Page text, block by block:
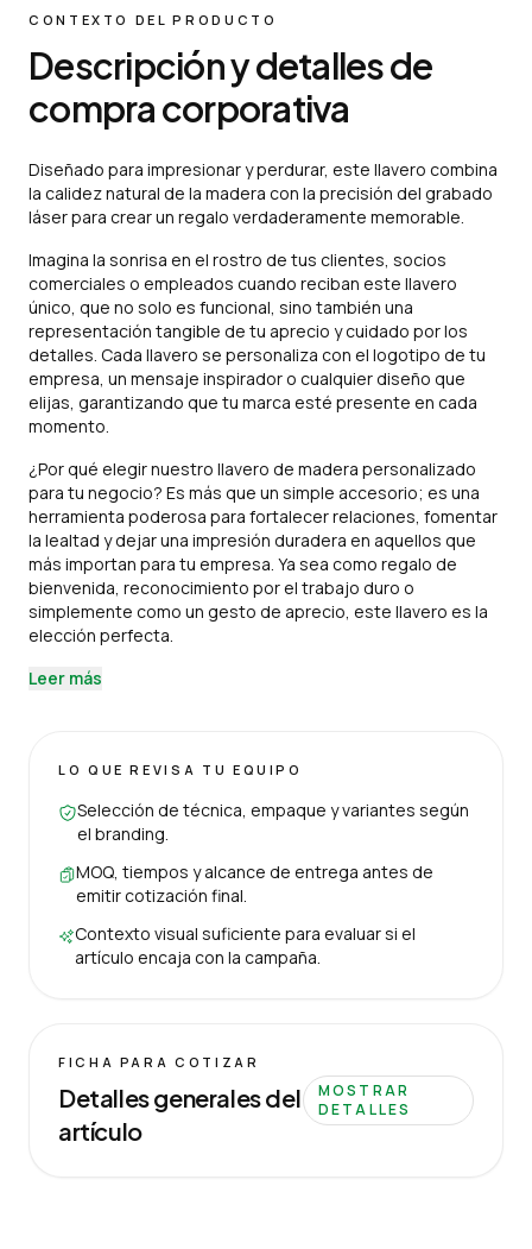
CONTEXTO DEL PRODUCTO
Descripción y detalles de
compra corporativa
Diseñado para impresionar y perdurar, este llavero combina
la calidez natural de la madera con la precisión del grabado
láser para crear un regalo verdaderamente memorable.
Imagina la sonrisa en el rostro de tus clientes, socios
comerciales o empleados cuando reciban este llavero
único, que no solo es funcional, sino también una
representación tangible de tu aprecio y cuidado por los
detalles. Cada llavero se personaliza con el logotipo de tu
empresa, un mensaje inspirador o cualquier diseño que
elijas, garantizando que tu marca esté presente en cada
momento.
¿Por qué elegir nuestro llavero de madera personalizado
para tu negocio? Es más que un simple accesorio; es una
herramienta poderosa para fortalecer relaciones, fomentar
la lealtad y dejar una impresión duradera en aquellos que
más importan para tu empresa. Ya sea como regalo de
bienvenida, reconocimiento por el trabajo duro o
simplemente como un gesto de aprecio, este llavero es la
elección perfecta.
Leer más
LO QUE REVISA TU EQUIPO
Selección de técnica, empaque y variantes según
el branding.
MOQ, tiempos y alcance de entrega antes de
emitir cotización final.
Contexto visual suficiente para evaluar si el
artículo encaja con la campaña.
FICHA PARA COTIZAR
Detalles generales del
artículo
MOSTRAR
DETALLES